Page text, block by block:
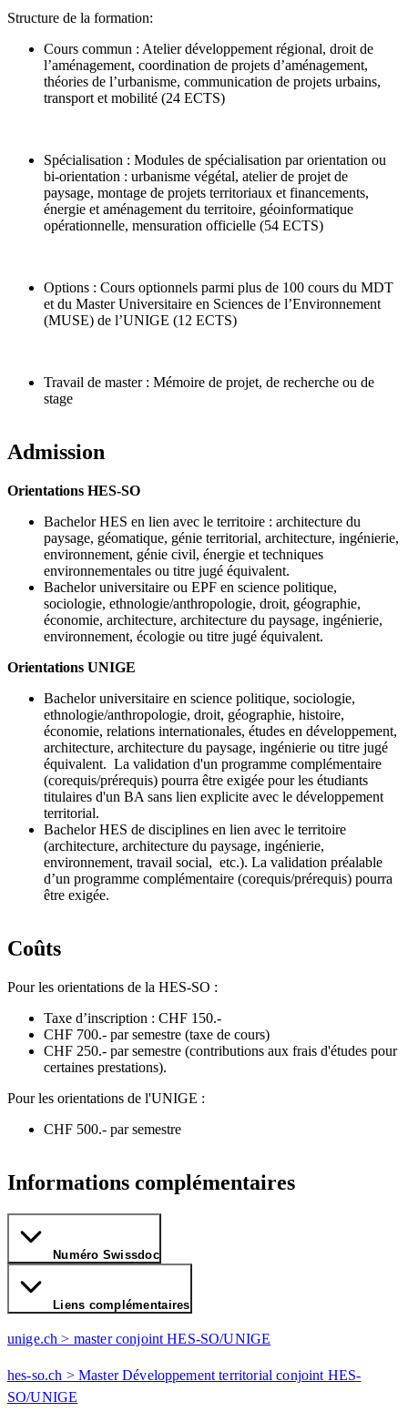
Structure de la formation:
Cours commun : Atelier développement régional, droit de
l’aménagement, coordination de projets d’aménagement,
théories de l’urbanisme, communication de projets urbains,
transport et mobilité (24 ECTS)
Spécialisation : Modules de spécialisation par orientation ou
bi-orientation : urbanisme végétal, atelier de projet de
paysage, montage de projets territoriaux et financements,
énergie et aménagement du territoire, géoinformatique
opérationnelle, mensuration officielle (54 ECTS)
Options : Cours optionnels parmi plus de 100 cours du MDT
et du Master Universitaire en Sciences de l’Environnement
(MUSE) de l’UNIGE (12 ECTS)
Travail de master : Mémoire de projet, de recherche ou de
stage
Admission
Orientations HES-SO
Bachelor HES en lien avec le territoire : architecture du
paysage, géomatique, génie territorial, architecture, ingénierie,
environnement, génie civil, énergie et techniques
environnementales ou titre jugé équivalent.
Bachelor universitaire ou EPF en science politique,
sociologie, ethnologie/anthropologie, droit, géographie,
économie, architecture, architecture du paysage, ingénierie,
environnement, écologie ou titre jugé équivalent.
Orientations UNIGE
Bachelor universitaire en science politique, sociologie,
ethnologie/anthropologie, droit, géographie, histoire,
économie, relations internationales, études en développement,
architecture, architecture du paysage, ingénierie ou titre jugé
équivalent. La validation d'un programme complémentaire
(corequis/prérequis) pourra être exigée pour les étudiants
titulaires d'un BA sans lien explicite avec le développement
territorial.
Bachelor HES de disciplines en lien avec le territoire
(architecture, architecture du paysage, ingénierie,
environnement, travail social, etc.). La validation préalable
d’un programme complémentaire (corequis/prérequis) pourra
être exigée.
Coûts
Pour les orientations de la HES-SO :
Taxe d’inscription : CHF 150.-
CHF 700.- par semestre (taxe de cours)
CHF 250.- par semestre (contributions aux frais d'études pour
certaines prestations).
Pour les orientations de l'UNIGE :
CHF 500.- par semestre
Informations complémentaires
Numéro Swissdoc
Liens complémentaires
unige.ch > master conjoint HES-SO/UNIGE
hes-so.ch > Master Développement territorial conjoint HES-
SO/UNIGE